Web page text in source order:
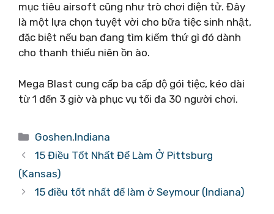
mục tiêu airsoft cũng như trò chơi điện tử. Đây
là một lựa chọn tuyệt vời cho bữa tiệc sinh nhật,
đặc biệt nếu bạn đang tìm kiếm thứ gì đó dành
cho thanh thiếu niên ồn ào.
Mega Blast cung cấp ba cấp độ gói tiệc, kéo dài
từ 1 đến 3 giờ và phục vụ tối đa 30 người chơi.
Danh
mục
Goshen,Indiana
15 Điều Tốt Nhất Để Làm Ở Pittsburg
(Kansas)
15 điều tốt nhất để làm ở Seymour (Indiana)